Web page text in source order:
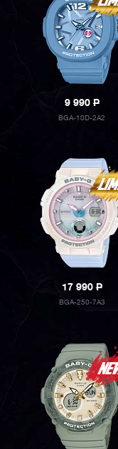
9 990P
BGA-10D-2A2
17 990P
BGA-250-7A3